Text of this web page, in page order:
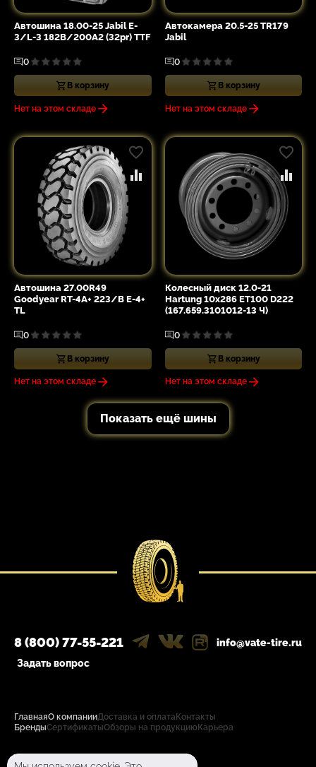
Автошина 18.00-25 Jabil E-
3/L-3 182B/200A2 (32pr) TTF
0
В корзину
Нет на этом складе
Автокамера 20.5-25 TR179
Jabil
0
В корзину
Нет на этом складе
Автошина 27.00R49
Goodyear RT-4A+ 223/B E-4+
TL
0
В корзину
Нет на этом складе
Колесный диск 12.0-21
Hartung 10x286 ET100 D222
(167.659.3101012-13 Ч)
0
В корзину
Нет на этом складе
Показать ещё шины
ГлавнаяО компанииДоставка и оплата Контакты
БрендыСертификатыОбзоры на продукцию Карьера
8 (800) 77-55-221
info@vate-tire.ru
Задать вопрос
Политика конфиденциальности